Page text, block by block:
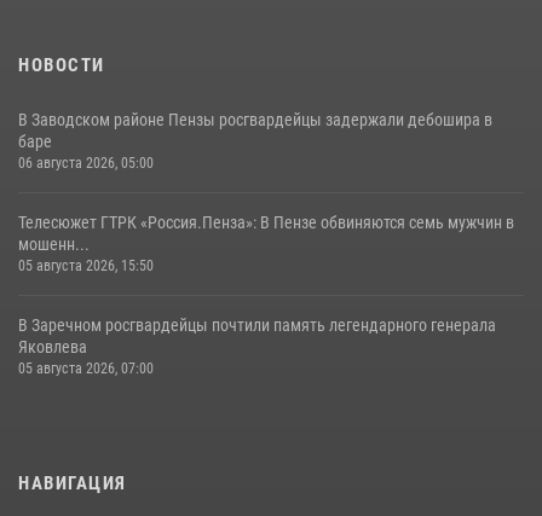
НОВОСТИ
В Заводском районе Пензы росгвардейцы задержали дебошира в
баре
06 августа 2026, 05:00
Телесюжет ГТРК «Россия.Пенза»: В Пензе обвиняются семь мужчин в
мошенн...
05 августа 2026, 15:50
В Заречном росгвардейцы почтили память легендарного генерала
Яковлева
05 августа 2026, 07:00
НАВИГАЦИЯ